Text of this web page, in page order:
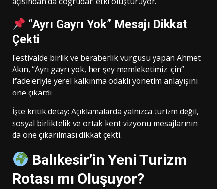
“Ayrı Gayrı Yok” Mesajı Dikkat
Çekti
Festivalde birlik ve beraberlik vurgusu yapan Ahmet
Akın, “Ayrı gayrı yok, her şey memleketimiz için”
ifadeleriyle yerel kalkınma odaklı yönetim anlayışını
öne çıkardı.
İşte kritik detay: Açıklamalarda yalnızca turizm değil,
sosyal birliktelik ve ortak kent vizyonu mesajlarının
da öne çıkarılması dikkat çekti.
Balıkesir’in Yeni Turizm
Rotası mı Oluşuyor?